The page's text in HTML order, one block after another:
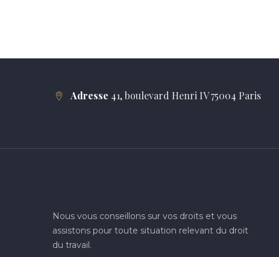
Adresse 41, boulevard Henri IV 75004 Paris
Nous vous conseillons sur vos droits et vous
assistons pour toute situation relevant du droit
du travail.